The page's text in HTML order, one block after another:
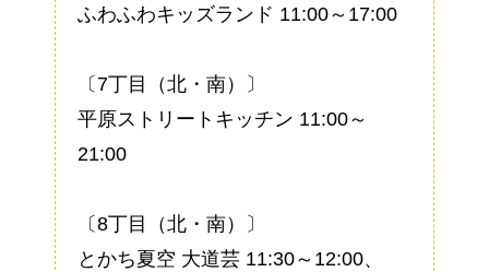
ふわふわキッズランド 11:00～17:00
〔7丁目（北・南）〕
平原ストリートキッチン 11:00～
21:00
〔8丁目（北・南）〕
とかち夏空 大道芸 11:30～12:00、